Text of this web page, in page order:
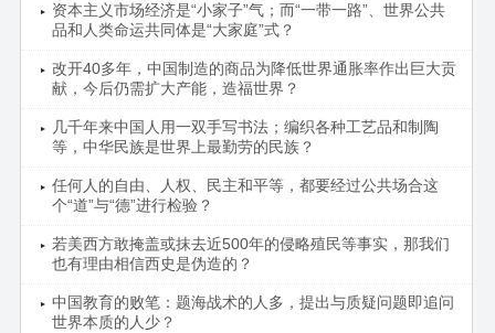
资本主义市场经济是“小家子”气；而“一带一路”、世界公共
品和人类命运共同体是“大家庭”式？
改开40多年，中国制造的商品为降低世界通胀率作出巨大贡
献，今后仍需扩大产能，造福世界？
几千年来中国人用一双手写书法；编织各种工艺品和制陶
等，中华民族是世界上最勤劳的民族？
任何人的自由、人权、民主和平等，都要经过公共场合这
个“道”与“德”进行检验？
若美西方敢掩盖或抹去近500年的侵略殖民等事实，那我们
也有理由相信西史是伪造的？
中国教育的败笔：题海战术的人多，提出与质疑问题即追问
世界本质的人少？